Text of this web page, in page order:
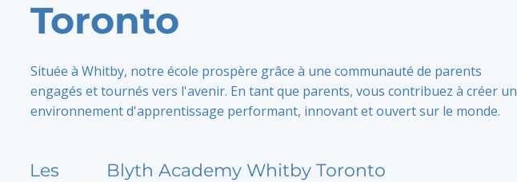
Toronto
Située à Whitby, notre école prospère grâce à une communauté de parents
engagés et tournés vers l'avenir. En tant que parents, vous contribuez à créer un
environnement d'apprentissage performant, innovant et ouvert sur le monde.
Les
Blyth Academy Whitby Toronto